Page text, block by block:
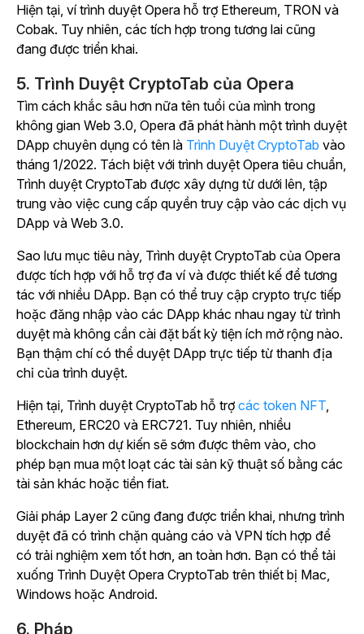
Hiện tại, ví trình duyệt Opera hỗ trợ Ethereum, TRON và
Cobak. Tuy nhiên, các tích hợp trong tương lai cũng
đang được triển khai.
5. Trình Duyệt CryptoTab của Opera
Tìm cách khắc sâu hơn nữa tên tuổi của mình trong
không gian Web 3.0, Opera đã phát hành một trình duyệt
DApp chuyên dụng có tên là Trình Duyệt CryptoTab vào
tháng 1/2022. Tách biệt với trình duyệt Opera tiêu chuẩn,
Trình duyệt CryptoTab được xây dựng từ dưới lên, tập
trung vào việc cung cấp quyền truy cập vào các dịch vụ
DApp và Web 3.0.
Sao lưu mục tiêu này, Trình duyệt CryptoTab của Opera
được tích hợp với hỗ trợ đa ví và được thiết kế để tương
tác với nhiều DApp. Bạn có thể truy cập crypto trực tiếp
hoặc đăng nhập vào các DApp khác nhau ngay từ trình
duyệt mà không cần cài đặt bất kỳ tiện ích mở rộng nào.
Bạn thậm chí có thể duyệt DApp trực tiếp từ thanh địa
chỉ của trình duyệt.
Hiện tại, Trình duyệt CryptoTab hỗ trợ các token NFT,
Ethereum, ERC20 và ERC721. Tuy nhiên, nhiều
blockchain hơn dự kiến sẽ sớm được thêm vào, cho
phép bạn mua một loạt các tài sản kỹ thuật số bằng các
tài sản khác hoặc tiền fiat.
Giải pháp Layer 2 cũng đang được triển khai, nhưng trình
duyệt đã có trình chặn quảng cáo và VPN tích hợp để
có trải nghiệm xem tốt hơn, an toàn hơn. Bạn có thể tải
xuống Trình Duyệt Opera CryptoTab trên thiết bị Mac,
Windows hoặc Android.
6. Pháp